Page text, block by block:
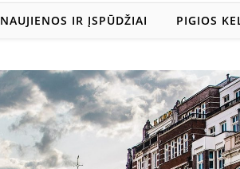
NAUJIENOS IR ĮSPŪDŽIAI PIGIOS